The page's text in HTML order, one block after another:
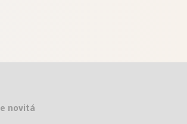
novitá